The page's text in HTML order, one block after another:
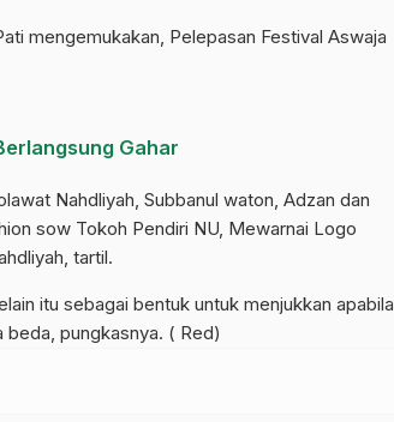
mengemukakan, Pelepasan Festival Aswaja
Gahar
Nahdliyah, Subbanul waton, Adzan dan
sow Tokoh Pendiri NU, Mewarnai Logo
tartil.
itu sebagai bentuk untuk menjukkan apabila
pungkasnya. ( Red)